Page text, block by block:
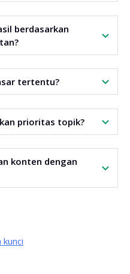
kata atau
berdasarkan
rentang volume dan
tertentu?
sesuai untuk negara
prioritas topik?
volume. Atur ke menurun.
dan persaingan rendah.
konten dengan